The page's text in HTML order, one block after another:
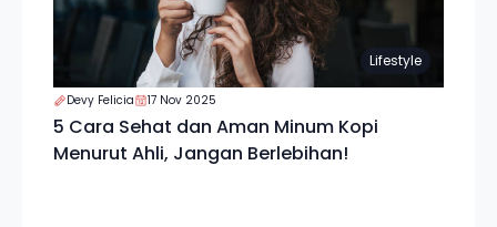
Lifestyle
Devy Felicia 17 Nov 2025
5 Cara Sehat dan Aman Minum Kopi
Menurut Ahli, Jangan Berlebihan!